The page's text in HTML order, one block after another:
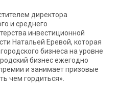
директора
и среднего
инвестиционной
Натальей Еревой, которая
бизнеса на уровне
бизнес ежегодно
и занимает призовые
чем гордиться».